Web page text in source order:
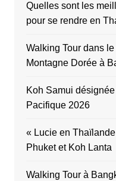
Quelles sont les
pour se rendre en
Walking Tour dans
Montagne Dorée à
Koh Samui
Pacifique 2026
« Lucie en
Phuket et Koh Lanta
Walking Tour à